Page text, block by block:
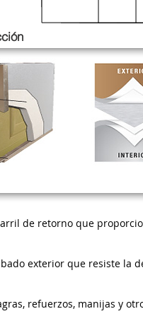
de retorno que
exterior que resiste la
refuerzos, manijas y